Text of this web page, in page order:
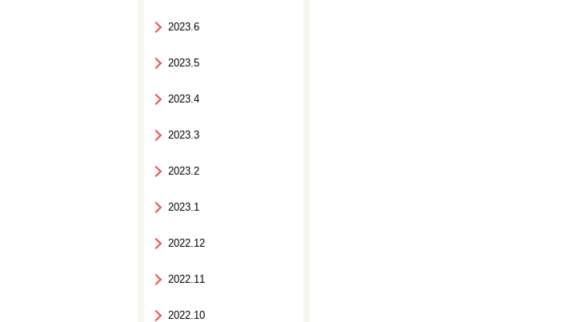
2023.6
2023.5
2023.4
2023.3
2023.2
2023.1
2022.12
2022.11
2022.10